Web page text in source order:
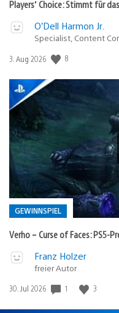
Players’ Choice: Stimmt für
O’Dell Harmon Jr.
Specialist, Content
Veröffentlichungsdatum:
3. Aug 2026 8
GEWINNSPIEL
Verho – Curse of Faces: PS5-
Veröffentlicht
Gewinnspiel
Franz Holzer
freier Autor
Veröffentlichungsdatum:
30. Jul 2026 1 3